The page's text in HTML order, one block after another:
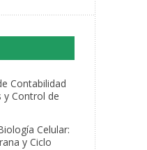
Contabilidad
y Control de
Celular:
y Ciclo